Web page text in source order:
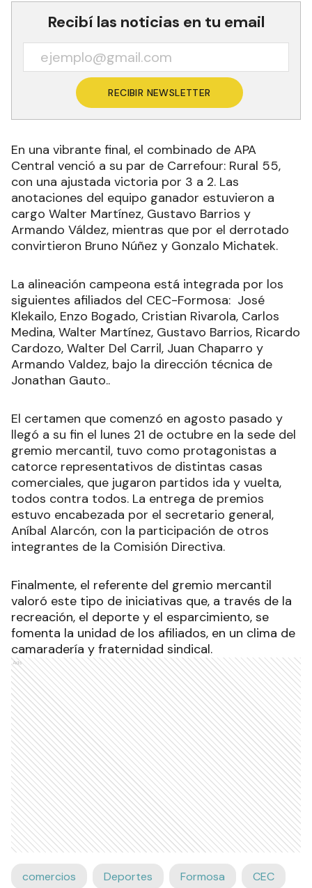
Recibí las noticias en tu email
RECIBIR NEWSLETTER
En una vibrante final, el combinado de APA
Central venció a su par de Carrefour: Rural 55,
con una ajustada victoria por 3 a 2. Las
anotaciones del equipo ganador estuvieron a
cargo Walter Martínez, Gustavo Barrios y
Armando Váldez, mientras que por el derrotado
convirtieron Bruno Núñez y Gonzalo Michatek.
La alineación campeona está integrada por los
siguientes afiliados del CEC-Formosa: José
Klekailo, Enzo Bogado, Cristian Rivarola, Carlos
Medina, Walter Martínez, Gustavo Barrios, Ricardo
Cardozo, Walter Del Carril, Juan Chaparro y
Armando Valdez, bajo la dirección técnica de
Jonathan Gauto..
El certamen que comenzó en agosto pasado y
llegó a su fin el lunes 21 de octubre en la sede del
gremio mercantil, tuvo como protagonistas a
catorce representativos de distintas casas
comerciales, que jugaron partidos ida y vuelta,
todos contra todos. La entrega de premios
estuvo encabezada por el secretario general,
Aníbal Alarcón, con la participación de otros
integrantes de la Comisión Directiva.
Finalmente, el referente del gremio mercantil
valoró este tipo de iniciativas que, a través de la
recreación, el deporte y el esparcimiento, se
fomenta la unidad de los afiliados, en un clima de
camaradería y fraternidad sindical.
Ads
comercios Deportes Formosa CEC